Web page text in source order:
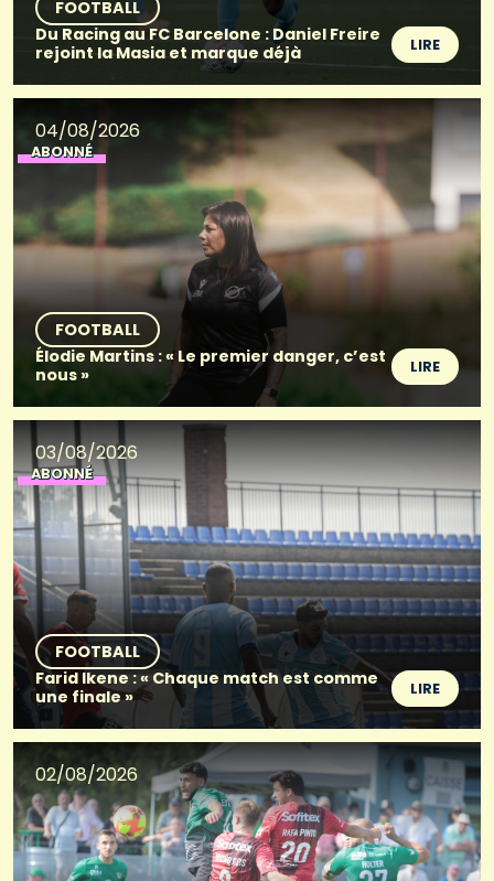
FOOTBALL
Du Racing au FC Barcelone : Daniel Freire
rejoint la Masia et marque déjà
LIRE
04/08/2026
ABONNÉ
FOOTBALL
Élodie Martins : « Le premier danger, c’est
nous »
LIRE
03/08/2026
ABONNÉ
FOOTBALL
Farid Ikene : « Chaque match est comme
une finale »
LIRE
02/08/2026